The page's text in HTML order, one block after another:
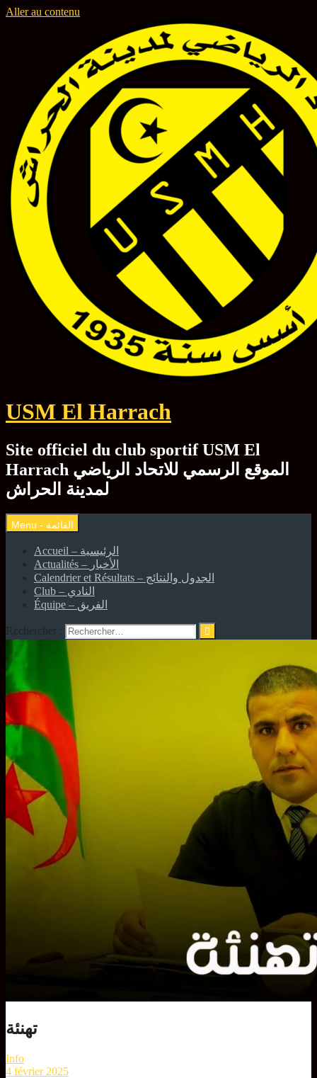
Aller au contenu
USM El Harrach
Site officiel du club sportif USM El
Harrach الموقع الرسمي للاتحاد الرياضي
لمدينة الحراش
Accueil – الرئيسية
Actualités – الأخبار
Calendrier et Résultats – الجدول والنتائج
Club – النادي
Équipe – الفريق
Rechercher :
تهنئة
Info
4 février 2025